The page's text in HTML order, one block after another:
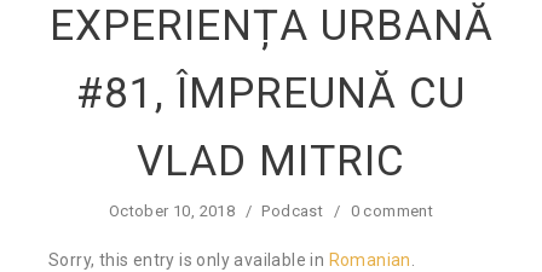
EXPERIENȚA URBANĂ
#81, ÎMPREUNĂ CU
VLAD MITRIC
October 10, 2018 / Podcast / 0 comment
Sorry, this entry is only available in Romanian